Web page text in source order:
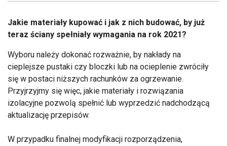
Jakie materiały kupować i jak z nich budować, by już
teraz ściany spełniały wymagania na rok 2021?
Wyboru należy dokonać rozważnie, by nakłady na
cieplejsze pustaki czy bloczki lub na ocieplenie zwróciły
się w postaci niższych rachunków za ogrzewanie.
Przyjrzyjmy się więc, jakie materiały i rozwiązania
izolacyjne pozwolą spełnić lub wyprzedzić nadchodzącą
aktualizację przepisów.
W przypadku finalnej modyfikacji rozporządzenia,